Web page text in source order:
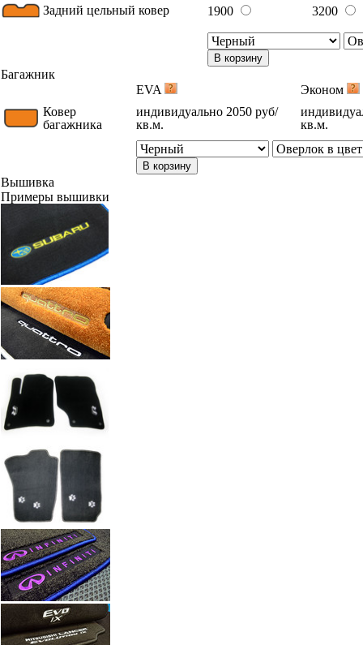
Задний цельный ковер 1900 3200
В корзину
Багажник
EVA
Эконом
Ковер
багажника
индивидуально 2050 руб/
кв.м.
кв.м.
В корзину
Вышивка
Примеры вышивки